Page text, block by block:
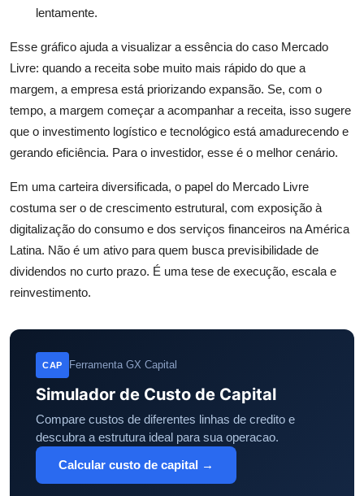
lentamente.
Esse gráfico ajuda a visualizar a essência do caso Mercado
Livre: quando a receita sobe muito mais rápido do que a
margem, a empresa está priorizando expansão. Se, com o
tempo, a margem começar a acompanhar a receita, isso sugere
que o investimento logístico e tecnológico está amadurecendo e
gerando eficiência. Para o investidor, esse é o melhor cenário.
Em uma carteira diversificada, o papel do Mercado Livre
costuma ser o de crescimento estrutural, com exposição à
digitalização do consumo e dos serviços financeiros na América
Latina. Não é um ativo para quem busca previsibilidade de
dividendos no curto prazo. É uma tese de execução, escala e
reinvestimento.
CAP Ferramenta GX Capital
Simulador de Custo de Capital
Compare custos de diferentes linhas de credito e
descubra a estrutura ideal para sua operacao.
Calcular custo de capital →